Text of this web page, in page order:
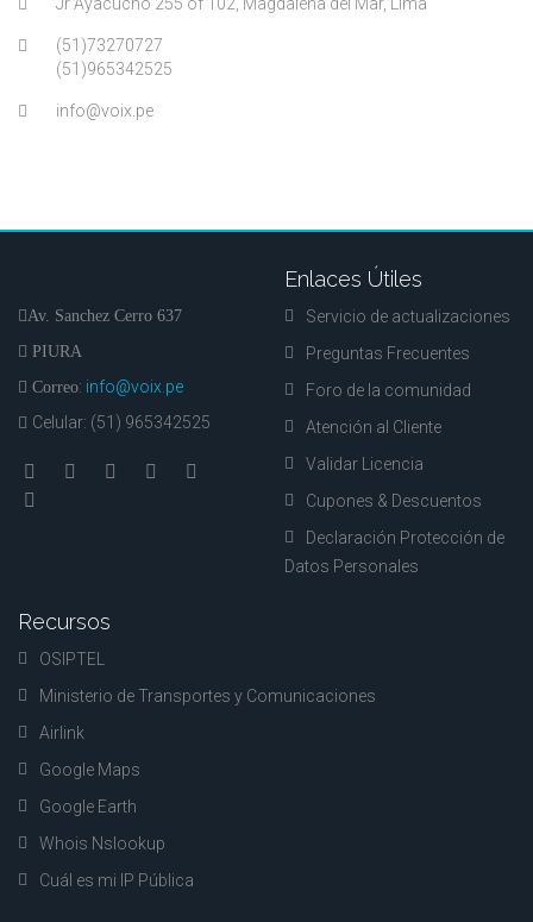
(51)73270727
(51)965342525
info@voix.pe
Av. Sanchez Cerro 637
PIURA
Correo: info@voix.pe
Celular: (51) 965342525
Enlaces Útiles
Servicio de actualizaciones
Preguntas Frecuentes
Foro de la comunidad
Atención al Cliente
Validar Licencia
Cupones & Descuentos
Declaración Protección de
Datos Personales
Recursos
OSIPTEL
Ministerio de Transportes y Comunicaciones
Airlink
Google Maps
Google Earth
Whois Nslookup
Cuál es mi IP Pública